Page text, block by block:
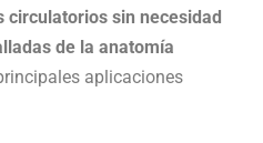
circulatorios sin necesidad
de la anatomía
aplicaciones